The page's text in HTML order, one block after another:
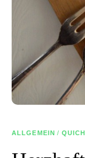
ALLGEMEIN /